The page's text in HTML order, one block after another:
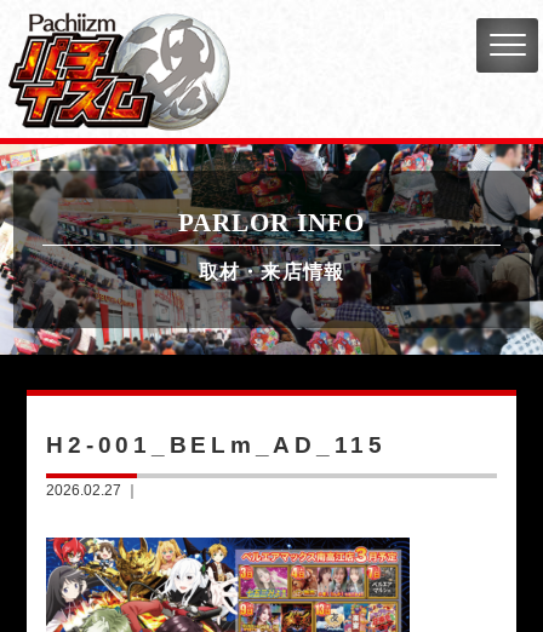
PARLOR INFO
取材・来店情報
H2-001_BELm_AD_115
2026.02.27 ｜